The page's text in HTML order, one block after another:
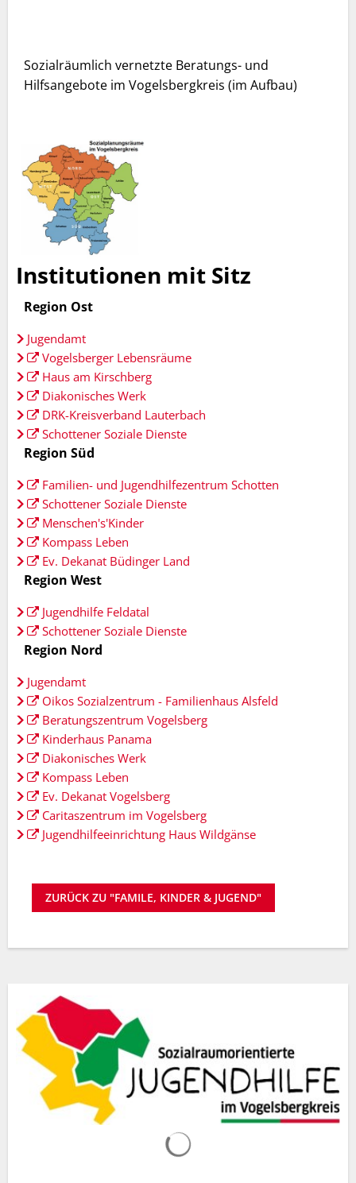
Sozialräumlich vernetzte Beratungs- und
Hilfsangebote im Vogelsbergkreis (im Aufbau)
Institutionen mit Sitz
Region Ost
Jugendamt
Vogelsberger Lebensräume
Haus am Kirschberg
Diakonisches Werk
DRK-Kreisverband Lauterbach
Schottener Soziale Dienste
Region Süd
Familien- und Jugendhilfezentrum Schotten
Schottener Soziale Dienste
Menschen's'Kinder
Kompass Leben
Ev. Dekanat Büdinger Land
Region West
Jugendhilfe Feldatal
Schottener Soziale Dienste
Region Nord
Jugendamt
Oikos Sozialzentrum - Familienhaus Alsfeld
Beratungszentrum Vogelsberg
Kinderhaus Panama
Diakonisches Werk
Kompass Leben
Ev. Dekanat Vogelsberg
Caritaszentrum im Vogelsberg
Jugendhilfeeinrichtung Haus Wildgänse
ZURÜCK ZU "FAMILE, KINDER & JUGEND"